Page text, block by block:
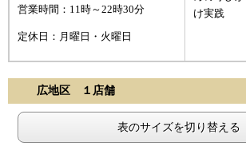
営業時間：11時～22時30分
定休日：月曜日・火曜日
け実践
広地区 １店舗
表のサイズを切り替える